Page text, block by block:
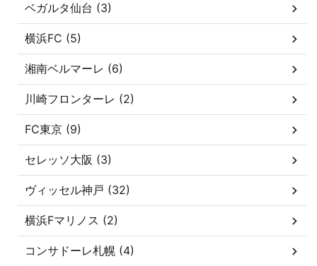
ベガルタ仙台 (3)
横浜FC (5)
湘南ベルマーレ (6)
川崎フロンターレ (2)
FC東京 (9)
セレッソ大阪 (3)
ヴィッセル神戸 (32)
横浜Fマリノス (2)
コンサドーレ札幌 (4)